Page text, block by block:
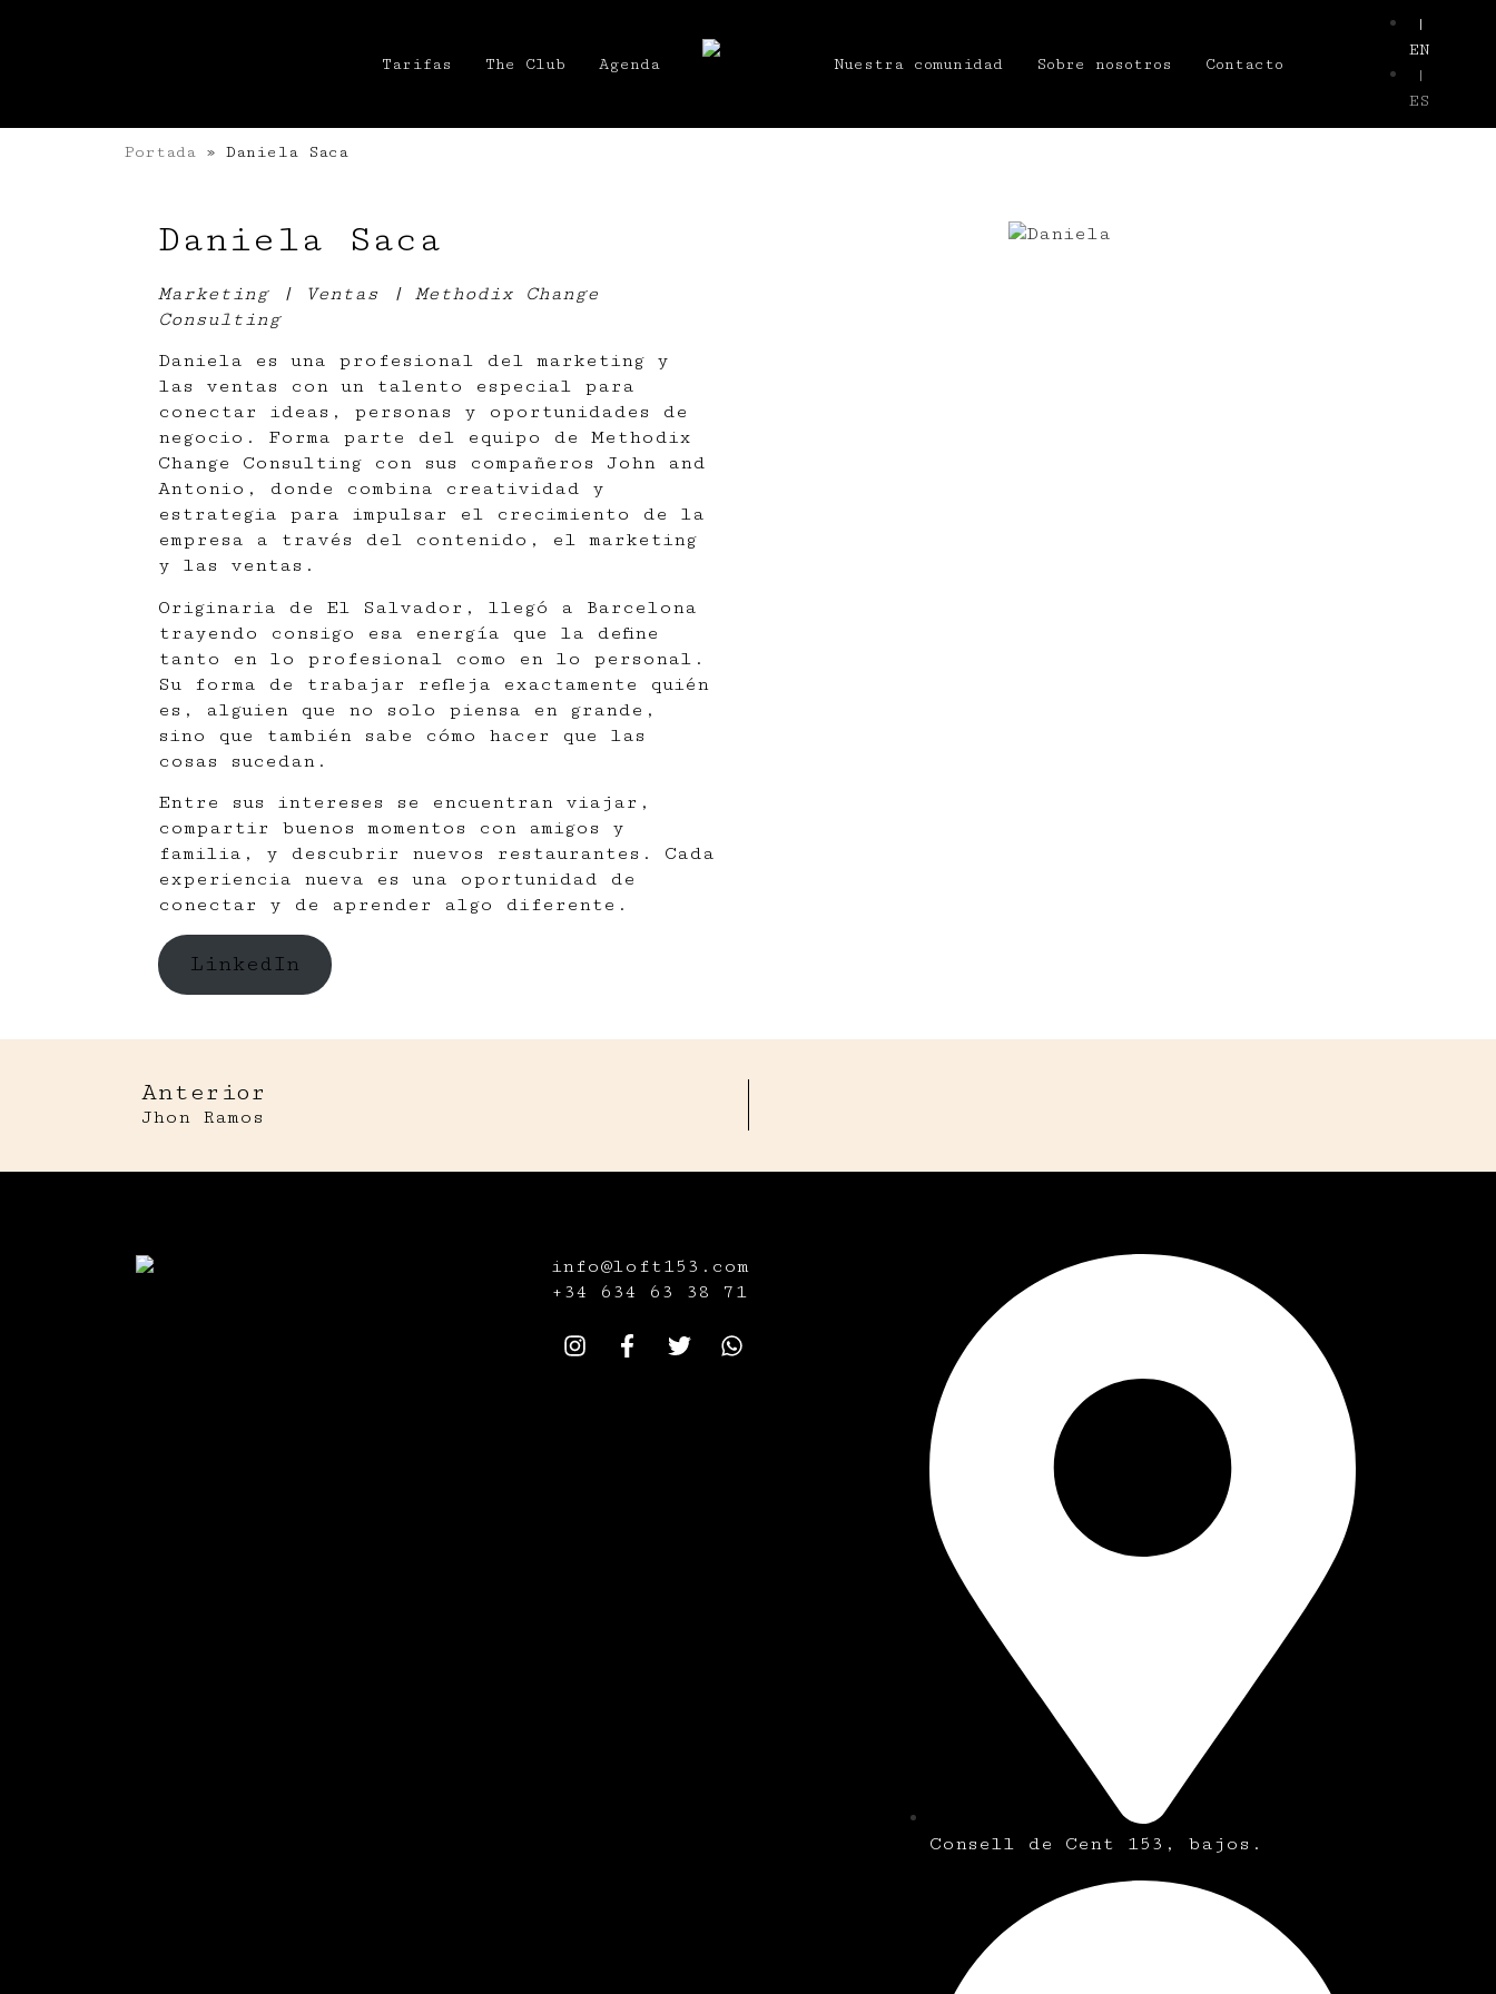
Tarifas The Club Agenda Nuestra comunidad Sobre nosotros Contacto
|
EN
|
ES
Portada » Daniela Saca
Daniela Saca
Marketing | Ventas | Methodix Change
Consulting
Daniela es una profesional del marketing y
las ventas con un talento especial para
conectar ideas, personas y oportunidades de
negocio. Forma parte del equipo de Methodix
Change Consulting con sus compañeros John and
Antonio , donde combina creatividad y
estrategia para impulsar el crecimiento de la
empresa a través del contenido, el marketing
y las ventas.
Originaria de El Salvador, llegó a Barcelona
trayendo consigo esa energía que la define
tanto en lo profesional como en lo personal.
Su forma de trabajar refleja exactamente quién
es, alguien que no solo piensa en grande,
sino que también sabe cómo hacer que las
cosas sucedan.
Entre sus intereses se encuentran viajar,
compartir buenos momentos con amigos y
familia, y descubrir nuevos restaurantes. Cada
experiencia nueva es una oportunidad de
conectar y de aprender algo diferente.
LinkedIn
Anterior
Jhon Ramos
info@loft153.com
+34 634 63 38 71
Consell de Cent 153, bajos.